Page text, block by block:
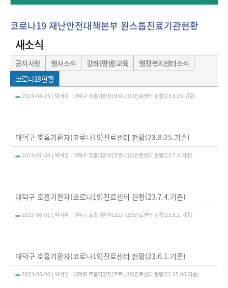
코로나19 재난안전대책본부 원스톱진료기관현황
새소식
공지사항 행사소식 강좌(평생)교육
행정복지센터소식
코로나19현황
코로나19 재난안전대책본부 원스톱진료기관 현황(목록화면) - 번호, 제목, 작성자, 첨부, 작성일, 조회수 정보를 제공하는 표 입니다.
2023-08-25 | 박서우 | 대덕구 호흡기환자(코로나19)진료센터 현황(23.8.25.기준)
대덕구 호흡기환자(코로나19)진료센터 현황(23.8.25.기준)
2023-07-04 | 박서우 | 대덕구 호흡기환자(코로나19)진료센터 현황(23.7.4.기준)
대덕구 호흡기환자(코로나19)진료센터 현황(23.7.4.기준)
2023-06-01 | 박서우 | 대덕구 호흡기환자(코로나19)진료센터 현황(23.6.1.기준)
대덕구 호흡기환자(코로나19)진료센터 현황(23.6.1.기준)
2023-05-06 | 박서우 | 대덕구 호흡기환자(코로나19)진료센터 현황(23.05.06.기준)